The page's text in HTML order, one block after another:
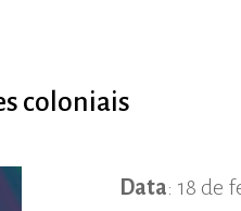
coloniais
Data: 18 de